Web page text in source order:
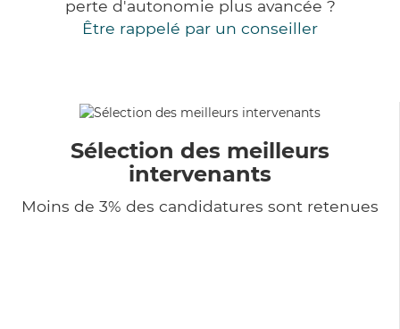
perte d'autonomie plus avancée ?
Être rappelé par un conseiller
Sélection des meilleurs
intervenants
Moins de 3% des candidatures sont retenues